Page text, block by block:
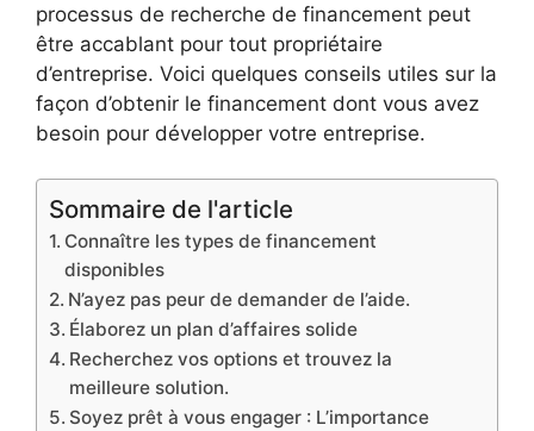
processus de recherche de financement peut
être accablant pour tout propriétaire
d’entreprise. Voici quelques conseils utiles sur la
façon d’obtenir le financement dont vous avez
besoin pour développer votre entreprise.
Sommaire de l'article
Connaître les types de financement
disponibles
N’ayez pas peur de demander de l’aide.
Élaborez un plan d’affaires solide
Recherchez vos options et trouvez la
meilleure solution.
Soyez prêt à vous engager : L’importance